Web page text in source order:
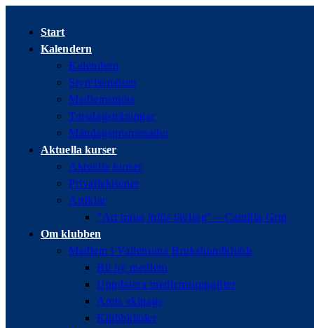
innehållet
Start
Kalendern
Kalendern
Styrelsemöten
Medlemsmöte
Torsdagsträningar
Måndagspromenader
Aktuella kurser
Aktuella kurser
Privatlektioner
Artiklar
”Att träna inför tävling” – Camilla Grip
Om klubben
Medlem i Vallentuna Brukshundklubb
Bli ny medlem
Uppdatera medlemsuppgifter
Årets ekipage
Klubbkläder